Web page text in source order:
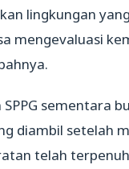
lingkungan
mengevaluasi
sementara
diambil setelah
telah